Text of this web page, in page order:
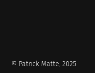
© Patrick Matte, 2025